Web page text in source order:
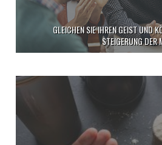
GLEICHEN SIE IHREN GEIST UND
STEIGERUNG DER